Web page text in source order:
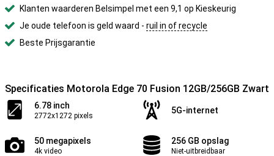
Klanten waarderen Belsimpel met een 9,1 op Kieskeurig
Je oude telefoon is geld waard - ruil in of recycle
Beste Prijsgarantie
Specificaties Motorola Edge 70 Fusion 12GB/256GB Zwart
6.78 inch
2772x1272 pixels
5G-internet
50 megapixels
4k video
256 GB opslag
Niet-uitbreidbaar